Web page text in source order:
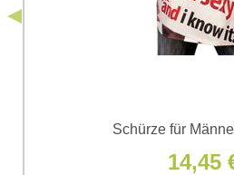
Schürze für
14,45